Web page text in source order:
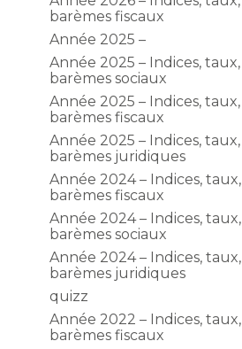
barèmes fiscaux
Année 2025 –
Année 2025 – Indices, taux,
barèmes sociaux
Année 2025 – Indices, taux,
barèmes fiscaux
Année 2025 – Indices, taux,
barèmes juridiques
Année 2024 – Indices, taux,
barèmes fiscaux
Année 2024 – Indices, taux,
barèmes sociaux
Année 2024 – Indices, taux,
barèmes juridiques
quizz
Année 2022 – Indices, taux,
barèmes fiscaux